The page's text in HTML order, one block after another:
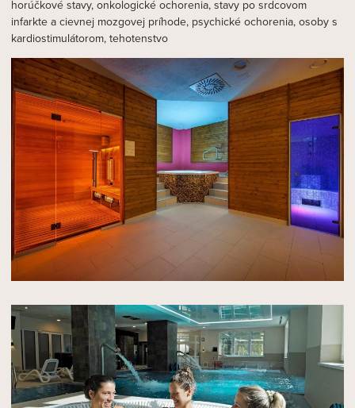
horúčkové stavy, onkologické ochorenia, stavy po srdcovom
infarkte a cievnej mozgovej príhode, psychické ochorenia, osoby s
kardiostimulátorom, tehotenstvo